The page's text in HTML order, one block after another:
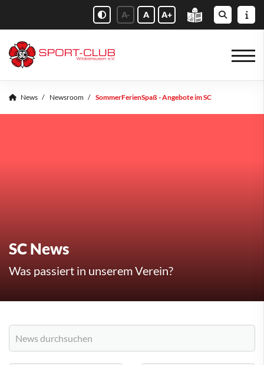
A- A A+
News Newsroom SommerFerienSpaß - Angebote im SC
SC News
Was passiert in unserem Verein?